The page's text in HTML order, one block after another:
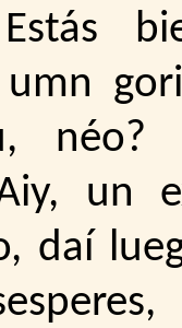
umn
un
daí